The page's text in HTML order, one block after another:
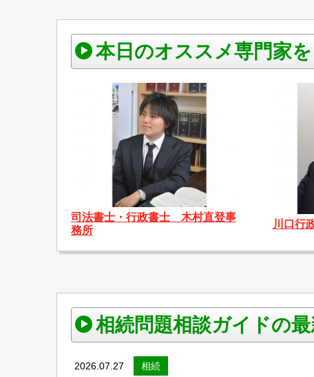
本日のオススメ専門家
司法書士・行政書士 木村直登事
務所
川口行
相続問題相談ガイドの
2026.07.27 相続